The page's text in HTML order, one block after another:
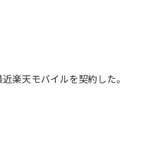
楽天モバイルを契約した。